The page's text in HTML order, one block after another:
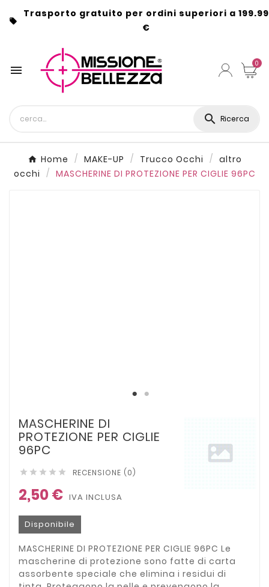

Trasporto gratuito per ordini superiori a 199.99
€
 0
 Ricerca
Home MAKE-UP Trucco Occhi
altro
occhi
MASCHERINE DI PROTEZIONE PER CIGLIE 96PC
MASCHERINE DI
PROTEZIONE PER CIGLIE
96PC
     RECENSIONE (0)
2,50 € IVA INCLUSA
Disponibile
MASCHERINE DI PROTEZIONE PER CIGLIE 96PC Le
mascherine di protezione sono fatte di carta
assorbente speciale che elimina i residui di